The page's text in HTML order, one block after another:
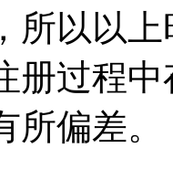
所以以
册过程
偏差。